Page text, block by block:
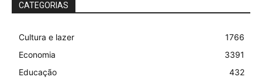
CATEGORIAS
Cultura e lazer
1766
Economia
3391
Educação
432